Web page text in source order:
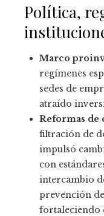
Política,
Marco
regímenes
sedes de
atraído
Reformas
filtración de
impulsó
con
intercambio
prevención
fortaleciendo